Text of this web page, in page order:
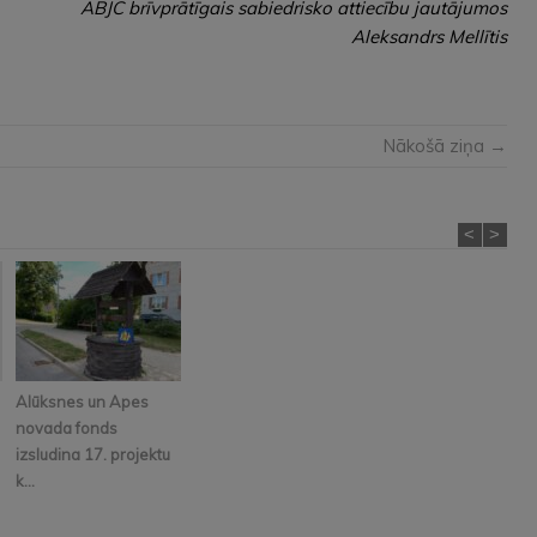
ABJC brīvprātīgais sabiedrisko attiecību jautājumos
Aleksandrs Mellītis
Nākošā ziņa →
Alūksnes un Apes
novada fonds
izsludina 17. projektu
k...
< >